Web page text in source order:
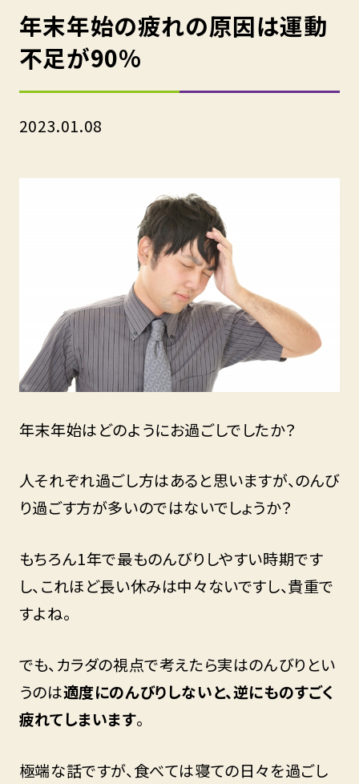
年末年始の疲れの原因は運動
不足が90%
2023.01.08
年末年始はどのようにお過ごしでしたか？
人それぞれ過ごし方はあると思いますが、のんび
り過ごす方が多いのではないでしょうか？
もちろん1年で最ものんびりしやすい時期です
し、これほど長い休みは中々ないですし、貴重で
すよね。
でも、カラダの視点で考えたら実はのんびりとい
うのは適度にのんびりしないと、逆にものすごく
疲れてしまいます。
極端な話ですが、食べては寝ての日々を過ごし